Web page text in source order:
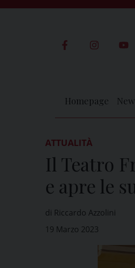
Homepage
ATTUALITÀ
Il Teatro
e apre le
di Riccardo Azzolini
19 Marzo 2023